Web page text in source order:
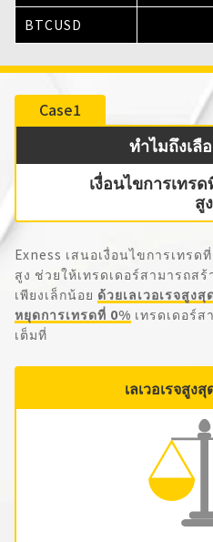
สามารถรักษาตำแหน่งไว้ที่ระดับ
ดัชนีราคาผู้บริโภคของเยอรมนี
เราจะจับตาดูปฏิกิริยาของยูโรอย่า
ตัวชี้วัดเศรษฐกิจที่สำคัญในวันนี้รวม
ประมาณการเบื้องต้น) สำหรับฝรั่งเ
ราคาผู้ผลิต (PPI) สำหรับเดือนพฤษ
เศรษฐกิจนำหน้า KOF ของสวิตเซ
เวลา 16:00; ตัวเลขการว่างงานขอ
อัตราการว่างงาน เวลา 16:55 ดัชนี
ของเยอรมนีในเดือนมิถุนายน เวล
21:30, ดัชนีราคาบ้าน Case-Shiller
เวลา 22:00, ดัชนีผู้จัดการฝ่ายจัดซื้
มิถุนายน เวลา 22:45 และดัชนีควา
สำหรับเดือนมิถุนายน และรายงานต
เดือนพฤษภาคมในเวลา 23:00 น. จ
ในช่วงการซื้อขายของยุโรป ขณะที่
และตัวเลขตำแหน่งงานว่าง
หลักในช่วงการซื้อขายของนิวยอร์ก
ดอลลาร์สหรัฐ เยน และยูโรอย่างรอบ
BTCUSD
Case1
ทำไมถึงเลื
เงื่อนไขการเทร
สูง
Exness เสนอเงื่อนไขการเทรด
สูง ช่วยให้เทรดเดอร์สามารถส
เพียงเล็กน้อย ด้วยเลเวอเรจสูงสุ
หยุดการเทรดที่ 0% เทรดเดอร์
เต็มที่
เลเวอเรจสูง